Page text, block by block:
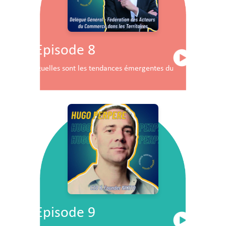
Episode 8
Quelles sont les tendances émergentes du commerce en
Episode 9